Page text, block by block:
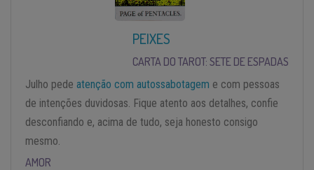
PEIXES
CARTA DO TAROT: SETE DE ESPADAS
Julho pede atenção com autossabotagem e com pessoas
de intenções duvidosas. Fique atento aos detalhes, confie
desconfiando e, acima de tudo, seja honesto consigo
mesmo.
AMOR